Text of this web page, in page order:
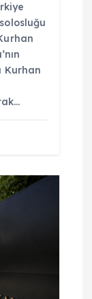
Kurhan